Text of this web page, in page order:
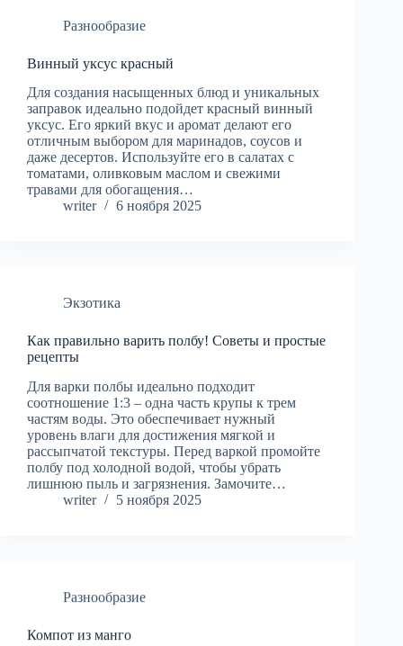
Разнообразие
Винный уксус красный
Для создания насыщенных блюд и уникальных
заправок идеально подойдет красный винный
уксус. Его яркий вкус и аромат делают его
отличным выбором для маринадов, соусов и
даже десертов. Используйте его в салатах с
томатами, оливковым маслом и свежими
травами для обогащения…
writer
6 ноября 2025
Экзотика
Как правильно варить полбу! Советы и простые
рецепты
Для варки полбы идеально подходит
соотношение 1:3 – одна часть крупы к трем
частям воды. Это обеспечивает нужный
уровень влаги для достижения мягкой и
рассыпчатой текстуры. Перед варкой промойте
полбу под холодной водой, чтобы убрать
лишнюю пыль и загрязнения. Замочите…
writer
5 ноября 2025
Разнообразие
Компот из манго